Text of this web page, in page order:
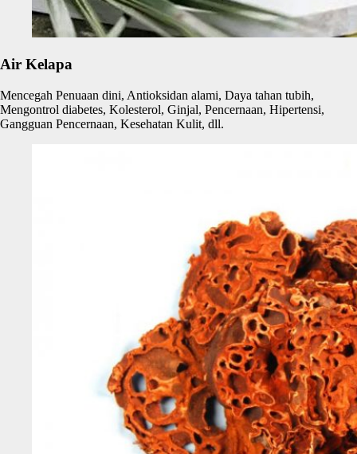
Air Kelapa
Mencegah Penuaan dini, Antioksidan alami, Daya tahan tubih,
Mengontrol diabetes, Kolesterol, Ginjal, Pencernaan, Hipertensi,
Gangguan Pencernaan, Kesehatan Kulit, dll.